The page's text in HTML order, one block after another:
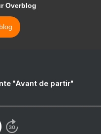
Overblog
"Avant de partir"